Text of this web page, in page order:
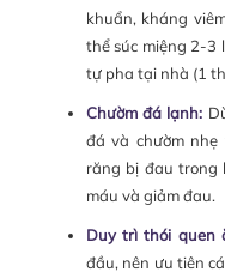
khuẩn, kháng
thể súc miệng 2-3
tự pha tại nhà (1
Chườm đá lạnh:
đá và chườm
răng bị đau trong
máu và giảm đau.
Duy trì thói quen
đầu, nên ưu tiên